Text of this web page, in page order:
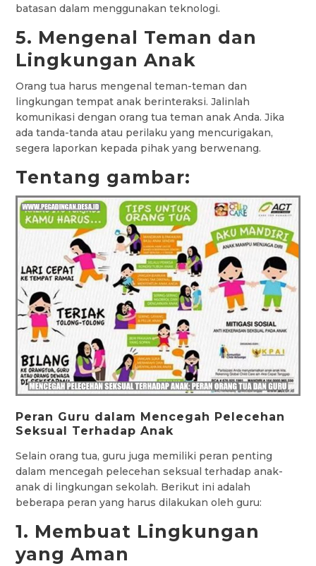
batasan dalam menggunakan teknologi.
5. Mengenal Teman dan
Lingkungan Anak
Orang tua harus mengenal teman-teman dan
lingkungan tempat anak berinteraksi. Jalinlah
komunikasi dengan orang tua teman anak Anda. Jika
ada tanda-tanda atau perilaku yang mencurigakan,
segera laporkan kepada pihak yang berwenang.
Tentang gambar:
Peran Guru dalam Mencegah Pelecehan
Seksual Terhadap Anak
Selain orang tua, guru juga memiliki peran penting
dalam mencegah pelecehan seksual terhadap anak-
anak di lingkungan sekolah. Berikut ini adalah
beberapa peran yang harus dilakukan oleh guru:
1. Membuat Lingkungan
yang Aman